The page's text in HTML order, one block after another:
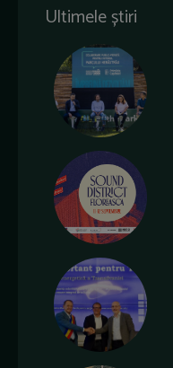
Ultimele știri